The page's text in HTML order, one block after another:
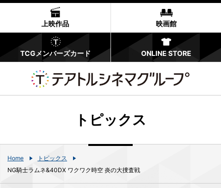
上映作品 映画館
TCGメンバーズカード ONLINE STORE
トピックス
Home
トピックス
NG騎士ラムネ&40DX ワクワク時空 炎の大捜査戦